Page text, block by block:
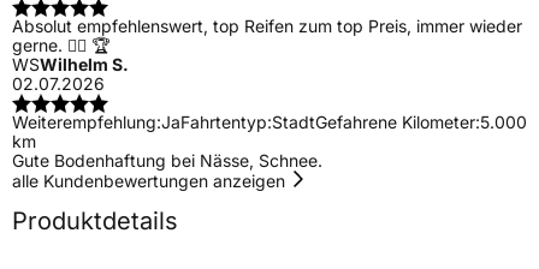
Absolut empfehlenswert, top Reifen zum top Preis, immer wieder
gerne. 👍🏻 🏆
WSWilhelm S.
02.07.2026
Weiterempfehlung:JaFahrtentyp:StadtGefahrene Kilometer:5.000
km
Gute Bodenhaftung bei Nässe, Schnee.
alle Kundenbewertungen anzeigen
Produktdetails